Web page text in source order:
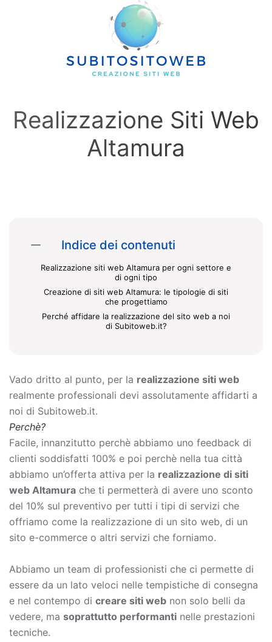
Skip to main content
Realizzazione Siti Web
Altamura
Indice dei contenuti
Realizzazione siti web Altamura per ogni settore e
di ogni tipo
Creazione di siti web Altamura: le tipologie di siti
che progettiamo
Perché affidare la realizzazione del sito web a noi
di Subitoweb.it?
Vado dritto al punto, per la realizzazione siti web
realmente professionali devi assolutamente affidarti a
noi di Subitoweb.it.
Perchè?
Facile, innanzitutto perchè abbiamo uno feedback di
clienti soddisfatti 100% e poi perchè nella tua città
abbiamo un’offerta attiva per la realizzazione di siti
web Altamura che ti permetterà di avere uno sconto
del 10% sul preventivo per tutti i tipi di servizi che
offriamo come la realizzazione di un sito web, di un
sito e-commerce o altri servizi che forniamo.
Abbiamo un team di professionisti che ci permette di
essere da un lato veloci nelle tempistiche di consegna
e nel contempo di creare siti web non solo belli da
vedere, ma soprattutto performanti nelle prestazioni
tecniche.